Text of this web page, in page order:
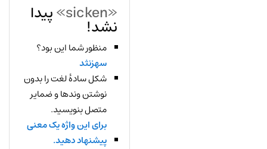
«sicken» پیدا
نشد!
منظور شما این بود؟
سهزنثد
شکل سادهٔ لغت را بدون
نوشتن وندها و ضمایر
متصل بنویسید.
برای این واژه یک معنی
پیشنهاد دهید.